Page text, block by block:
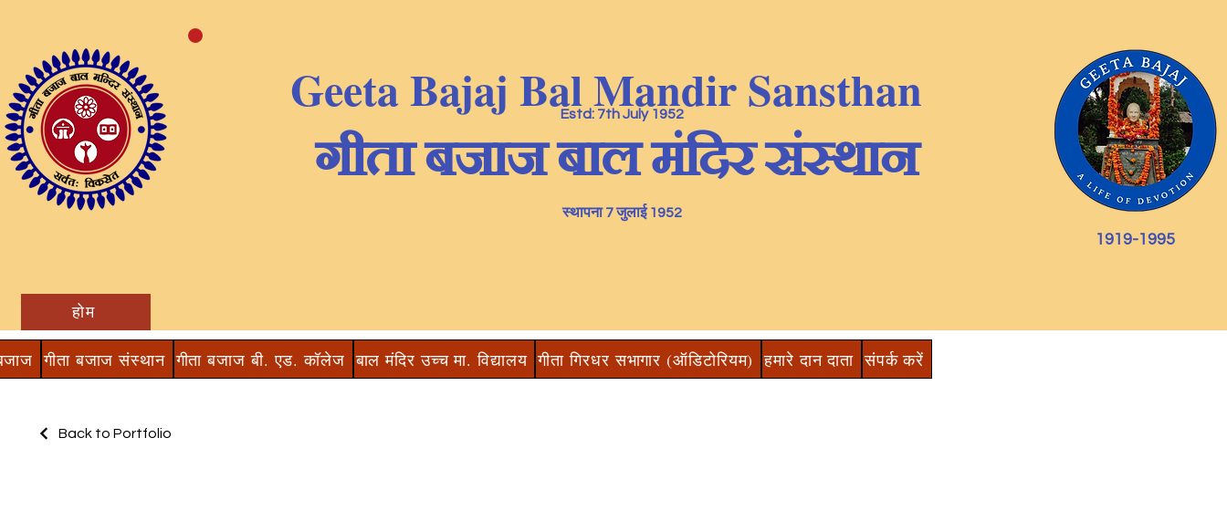
होम
Geeta Bajaj Bal Mandir Sansthan
​गीता बजाज बाल मंदिर संस्थान
Estd: 7th July 1952
स्थापना 7 जुलाई 1952
1919-1995
गीता बजाज संस्थान गीता बजाज बी. एड. कॉलेज बाल मंदिर उच्च मा. विद्यालय गीता गिरधर सभागार (ऑडिटोरियम) हमारे दान दाता संपर्क करें
Back to Portfolio